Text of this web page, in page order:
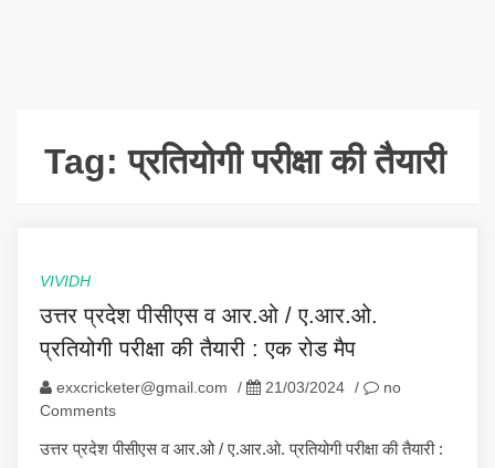
Tag:प्रतियोगी परीक्षा की तैयारी
VIVIDH
उत्तर प्रदेश पीसीएस व आर.ओ / ए.आर.ओ.
प्रतियोगी परीक्षा की तैयारी : एक रोड मैप
exxcricketer@gmail.com / 21/03/2024 /
no
Comments
उत्तर प्रदेश पीसीएस व आर.ओ / ए.आर.ओ. प्रतियोगी परीक्षा की तैयारी :